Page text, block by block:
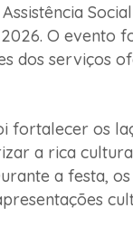
O evento
dos serviços
fortalecer os
a rica
a festa,